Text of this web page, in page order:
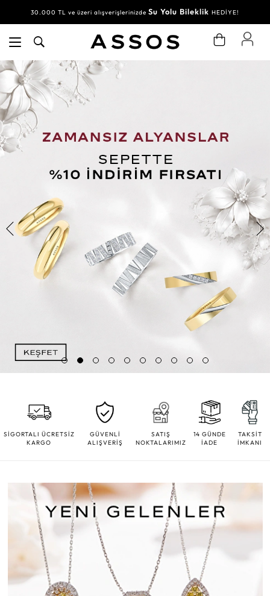
30.000 TL ve üzeri alışverişlerinizde Su Yolu Bileklik HEDİYE!
SİGORTALI ÜCRETSİZ
KARGO
GÜVENLİ
ALIŞVERİŞ
SATIŞ
NOKTALARIMIZ
14 GÜNDE
İADE
TAKSİT
İMKANI